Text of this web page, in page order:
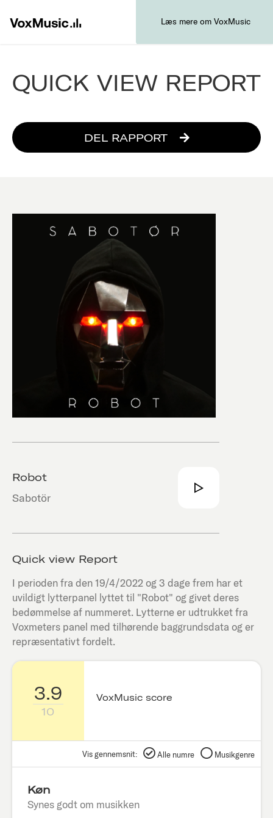
Læs mere om VoxMusic
QUICK VIEW REPORT
DEL RAPPORT
Robot
Sabotör
Quick view Report
I perioden fra den19/4/2022 og 3 dage frem har et
uvildigt lytterpanel lyttet til "Robot" og givet deres
bedømmelse af nummeret. Lytterne er udtrukket fra
Voxmeters panel med tilhørende baggrundsdata og er
repræsentativt fordelt.
3.9
10
VoxMusic score
Vis gennemsnit: Alle numre Musikgenre
Køn
Synes godt om musikken